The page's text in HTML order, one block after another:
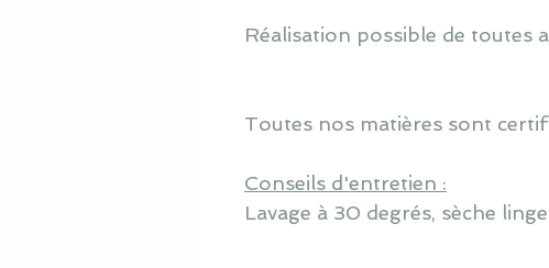
Réalisation possible de toutes
Toutes nos matières sont
Conseils d'entretien :
Lavage à 30 degrés, sèche